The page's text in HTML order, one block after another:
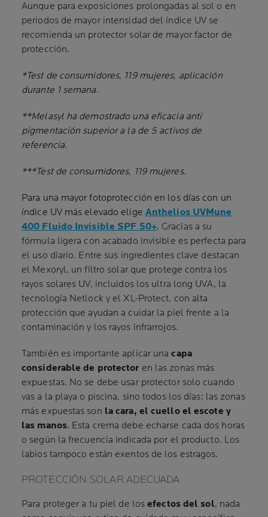
Aunque para exposiciones prolongadas al sol o en
periodos de mayor intensidad del índice UV se
recomienda un protector solar de mayor factor de
protección.
*Test de consumidores, 119 mujeres, aplicación
durante 1 semana.
**Melasyl ha demostrado una eficacia anti
pigmentación superior a la de 5 activos de
referencia.
***Test de consumidores, 119 mujeres.
Para una mayor fotoprotección en los días con un
índice UV más elevado elige Anthelios UVMune
400 Fluido Invisible SPF 50+. Gracias a su
fórmula ligera con acabado invisible es perfecta para
el uso diario. Entre sus ingredientes clave destacan
el Mexoryl, un filtro solar que protege contra los
rayos solares UV, incluidos los ultra long UVA, la
tecnología Netlock y el XL-Protect, con alta
protección que ayudan a cuidar la piel frente a la
contaminación y los rayos infrarrojos.
También es importante aplicar unacapa
considerable de protector en las zonas más
expuestas. No se debe usar protector solo cuando
vas a la playa o piscina, sino todos los días; las zonas
más expuestas son la cara, el cuello el escote y
las manos. Esta crema debe echarse cada dos horas
o según la frecuencia indicada por el producto. Los
labios tampoco están exentos de los estragos.
PROTECCIÓN SOLAR ADECUADA
Para proteger a tu piel de losefectos del sol, nada